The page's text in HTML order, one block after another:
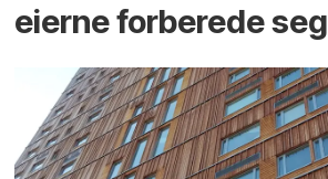
eierne forberede seg